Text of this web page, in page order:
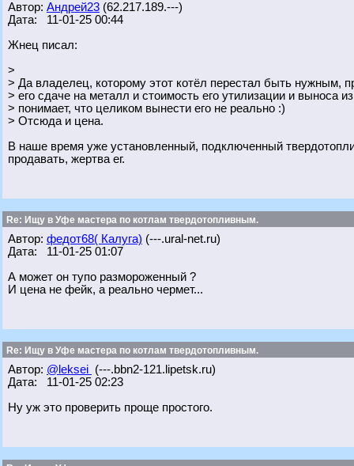
Автор: Андрей23 (62.217.189.---)
Дата: 11-01-25 00:44
Жнец писал:
>
> Да владелец, которому этот котёл перестал быть нужным,
> его сдаче на металл и стоимость его утилизации и выноса
> понимает, что целиком вынести его не реально :)
> Отсюда и цена.
В наше время уже установленный, подключенный
продавать, жертва ег.
Re: Ищу в Уфе мастера по котлам твердотопливным.
Автор: федот68( Калуга) (---.ural-net.ru)
Дата: 11-01-25 01:07
А может он тупо размороженный ?
И цена не фейк, а реально чермет...
Re: Ищу в Уфе мастера по котлам твердотопливным.
Автор: @leksei (---.bbn2-121.lipetsk.ru)
Дата: 11-01-25 02:23
Ну уж это проверить проще простого.